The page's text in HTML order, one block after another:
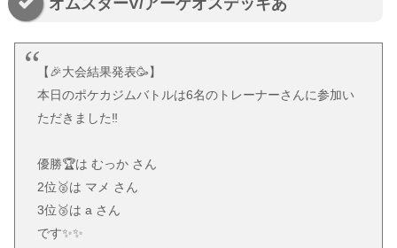
オムスターV/アーケオスデッキあ
【🎉大会結果発表🥳】
本日のポケカジムバトルは6名のトレーナーさんに参加い
ただきました‼️
優勝🏆は むっか さん
2位🥈は マメ さん
3位🥉は a さん
です✨✨